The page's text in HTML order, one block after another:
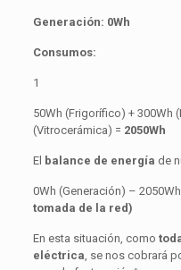
Generación: 0Wh
Consumos:
1
50Wh (Frigorífico) + 300Wh
(Vitrocerámica) = 2050Wh
El balance de energía de
0Wh (Generación) –
tomada de la red)
En esta situación, como
eléctrica, se nos cobrará